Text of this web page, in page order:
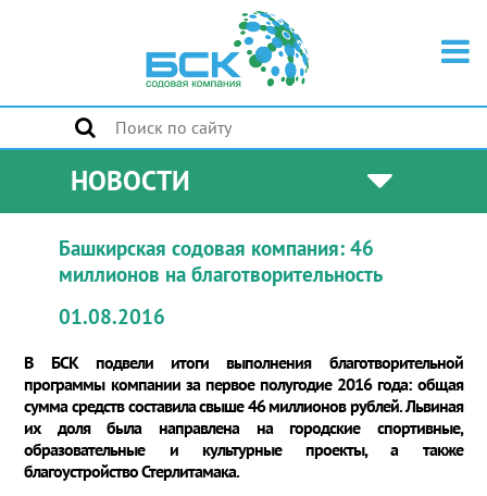
НОВОСТИ
Башкирская содовая компания: 46
миллионов на благотворительность
01.08.2016
В БСК подвели итоги выполнения благотворительной
программы компании за первое полугодие 2016 года: общая
сумма средств составила свыше 46 миллионов рублей. Львиная
их доля была направлена на городские спортивные,
образовательные и культурные проекты, а также
благоустройство Стерлитамака.